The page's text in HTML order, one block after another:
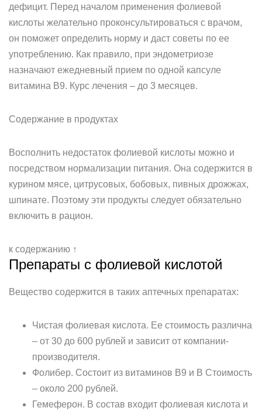
дефицит. Перед началом применения фолиевой
кислоты желательно проконсультироваться с врачом,
он поможет определить норму и даст советы по ее
употреблению. Как правило, при эндометриозе
назначают ежедневный прием по одной капсуле
витамина B9. Курс лечения – до 3 месяцев.
Содержание в продуктах
Восполнить недостаток фолиевой кислоты можно и
посредством нормализации питания. Она содержится в
курином мясе, цитрусовых, бобовых, пивных дрожжах,
шпинате. Поэтому эти продукты следует обязательно
включить в рацион.
к содержанию ↑
Препараты с фолиевой кислотой
Вещество содержится в таких аптечных препаратах:
Чистая фолиевая кислота. Ее стоимость различна
– от 30 до 600 рублей и зависит от компании-
производителя.
Фолибер. Состоит из витаминов B9 и B Стоимость
– около 200 рублей.
Гемеферон. В состав входит фолиевая кислота и